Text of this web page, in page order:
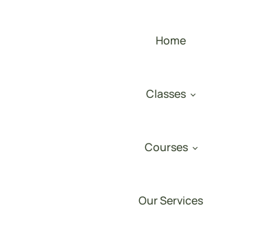
Home
Classes
Courses
Our Services